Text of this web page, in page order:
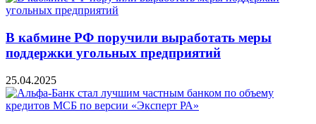
В кабмине РФ поручили выработать меры
поддержки угольных предприятий
25.04.2025